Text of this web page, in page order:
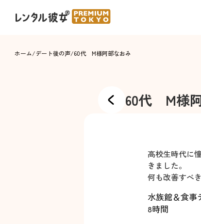
ホーム/デート後の声/60代 M様阿部なおみ
60代 M様
高校生時代に
きました。
何も改善すべ
水族館＆食事
8時間